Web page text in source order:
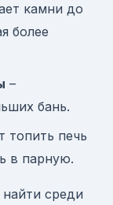
камни до
более
–
бань.
топить печь
в парную.
среди